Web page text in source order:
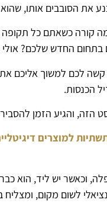
את הסובבים אותו, שהוא
קורה כשאתם כל
החדש שלכם?
לכם למשוך אליכם
הכנסות.
הזה, והגיע הזמן
למוצרים
וכאשר יש ליד, הוא
לשום מקום,